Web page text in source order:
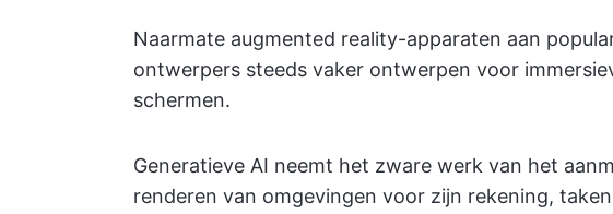
Naarmate augmented reality-apparaten aan
ontwerpers steeds vaker ontwerpen voor
schermen.
Generatieve AI neemt het zware werk van het
renderen van omgevingen voor zijn rekening,